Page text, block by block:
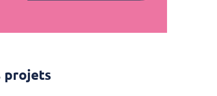
projets